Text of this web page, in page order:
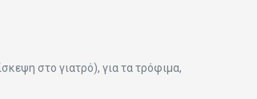
στο γιατρό), για τα τρόφιμα,